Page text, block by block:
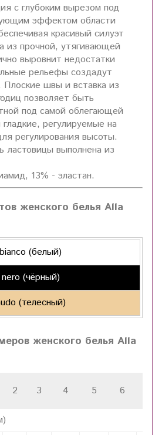
c глубоким вырезом под
эффектом области
красивый силуэт
из прочной, утягивающей
выровнит недостатки
рельефы создадут
швы и вставка из
позволяет быть
под самой облегающей
регулируемые на
регулирования высоты.
ластовицы выполнена из
13% - эластан.
женского белья Alla
bianco (белый)
nero (чёрный)
(телесный)
женского белья Alla
2 3 4 5 6